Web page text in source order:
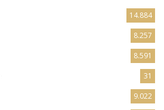
14.884
8.257
8.591
31
9.022